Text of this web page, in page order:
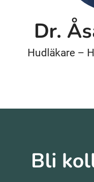
Dr.
Hudläkare –
Bli